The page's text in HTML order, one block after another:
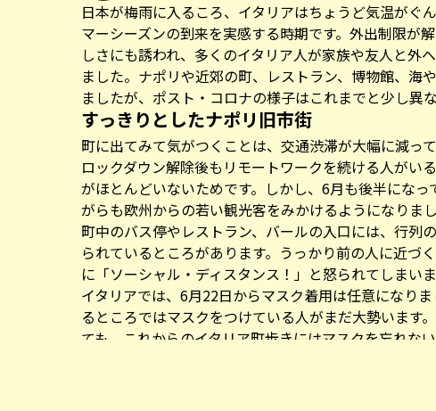
日本が梅雨に入るころ、イタリアはちょうど気温がぐ
マーシーズンの到来を実感する時期です。外出制限が
しさにも誘われ、多くのイタリア人が家族や友人と外
ました。ナポリや近郊の町、レストラン、博物館、海
ましたが、ポスト・コロナの様子はこれまでと少し異な
すっきりとしたナポリ旧市街
町に出てみて気がつくことは、交通渋滞が大幅に減って
ロックダウン解除後もリモートワークを続ける人がい
がほとんどいないためです。しかし、6月も後半になっ
がらも欧州からの若い観光客をみかけるようになりまし
町中のバス停やレストラン、バールの入口には、行列
られているところがあります。うっかり前の人に近づ
に「ソーシャル・ディスタンス！」と怒られてしまいま
イタリアでは、6月22日からマスク着用は任意になり
るところではマスクをつけている人がまだ大勢います
ても、これからのイタリア町歩きにはマスクを忘れな